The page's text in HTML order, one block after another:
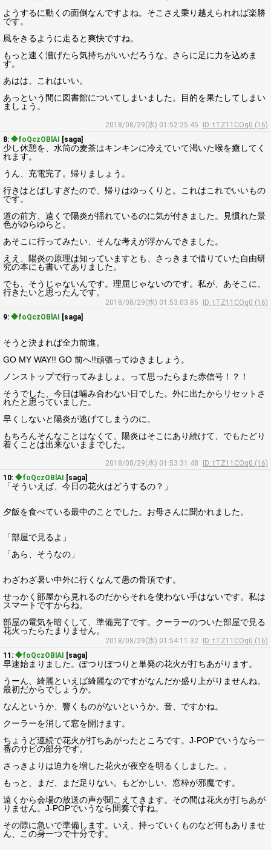
ようするに動くの面倒なんですよね。そこさえ乗り越えられれば楽勝
です。
風をきるように走ると爽快ですね。
もっと速く漕げたら気持ちがいいだろうな。さらに足に力を込めま
す。
あはは、これはいい。
あっという間に図書館についてしまいました。目的を果たしてしまい
ましょう。
2018/08/29(水) 01:52:25.45
ID: tTZ11COq0 (16)
8: ◆foQczOBlAI [saga]
少し休憩を、水筒の麦茶はキンキンに冷えていて渇いた喉を癒してく
れます。
うん、充電完了。帰りましょう。
行きはとばしすぎたので、帰りはゆっくりと。これはこれでいいもの
です。
道の前方、遠くで陽炎が揺れているのに気が付きました。見慣れた景
色がゆらゆらと。
あそこに行ってみたい、そんな考えが浮かんできました。
ええ、陽炎の原理は知っていますとも、さっきまで借りていた自由研
究の本にも書いてありました。
でも、そうじゃないんです。理屈じゃないのです。私が、あそこに、
行きたいと思ったんです。
2018/08/29(水) 01:53:03.85
ID: tTZ11COq0 (16)
9: ◆foQczOBlAI [saga]
そうと決まれば全力前進。
GO MY WAY!! GO 前へ!!頑張ってゆきましょう。
ノンストップで行ってみましょ。って思ったらまた赤信号！？！
そうでした、今日は噛み合わない日でした。外に出たからリセットさ
れたと思っていました。
早くしないと陽炎が逃げてしまうのに。
もちろんそんなことはなくて、陽炎はそこにあり続けて、でもたどり
着くことは出来ないままでした。
2018/08/29(水) 01:53:31.48
ID: tTZ11COq0 (16)
10: ◆foQczOBlAI [saga]
「そういえば、今日の花火はどうするの？」
夕飯を食べている最中のことでした。お母さんに聞かれました。
「部屋で見るよ」
「あら、そうなの」
わざわざ暑い中外に行くなんて愚の骨頂です。
せっかく部屋から見れるのだからそれを使わない手はないです。私は
スマートですからね。
部屋の電気を暗くして、準備完了です。クーラーのついた部屋で見る
花火ったらたまりません。
2018/08/29(水) 01:54:11.32
ID: tTZ11COq0 (16)
11: ◆foQczOBlAI [saga]
早速始まりました。ぽつりぽつりと単発の花火が打ちあがります。
うーん、綺麗といえば綺麗なのですがなんだか盛り上がりませんね。
最初だからでしょうか。
なんというか、響くものがないというか。音、ですかね。
クーラーを消して窓を開けます。
ちょうど連続で花火が打ちあがったところです。J-POPでいうなら一
番のサビの部分です。
さっきよりは迫力を増した花火が夜空を明るくしました。。
もっと、まだ、まだ足りない。もどかしい、窓枠が邪魔です。
遠くから会場の放送の声が聞こえてきます。その間は花火が打ちあが
りません。J-POPでいうなら間奏ですね。
その隙に急いで準備します。いえ、持っていくものなど何もありませ
ん、この身一つで十分です。